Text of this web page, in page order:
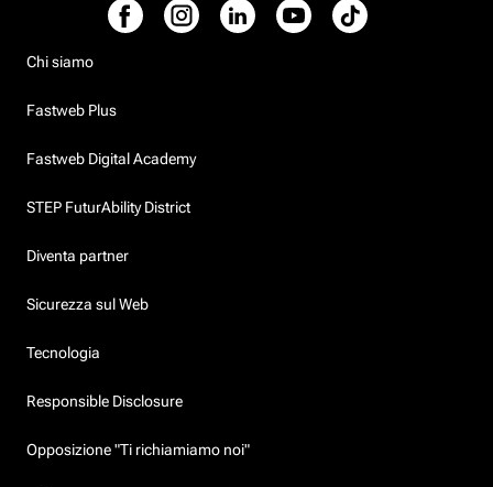
Chi siamo
Fastweb Plus
Fastweb Digital Academy
STEP FuturAbility District
Diventa partner
Sicurezza sul Web
Tecnologia
Responsible Disclosure
Opposizione "Ti richiamiamo noi"